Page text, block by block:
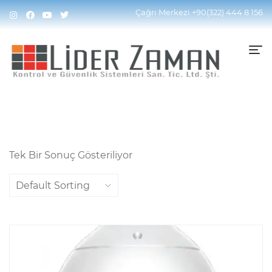
Çağrı Merkezi+90(322) 444 8 156
Home Ürünler “Speed Dome” Olarak Etiketlendi
Tek Bir Sonuç Gösteriliyor
Default Sorting